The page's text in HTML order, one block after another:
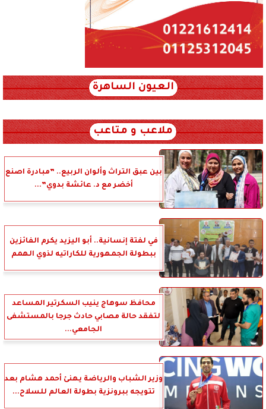
العيون الساهرة
ملاعب و متاعب
بين عبق التراث وألوان الربيع.. ”مبادرة اصنع
أخضر مع د. عائشة بدوي”...
في لفتة إنسانية.. أبو اليزيد يكرم الفائزين
ببطولة الجمهورية للكاراتيه لذوي الهمم
محافظ سوهاج ينيب السكرتير المساعد
لتفقد حالة مصابي حادث جرجا بالمستشفى
الجامعي...
وزير الشباب والرياضة يهنئ أحمد هشام بعد
تتويجه ببرونزية بطولة العالم للسلاح...